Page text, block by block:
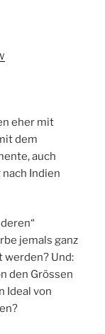
eher mit
dem
auch
Indien
jemals ganz
werden? Und:
den Grössen
Ideal von